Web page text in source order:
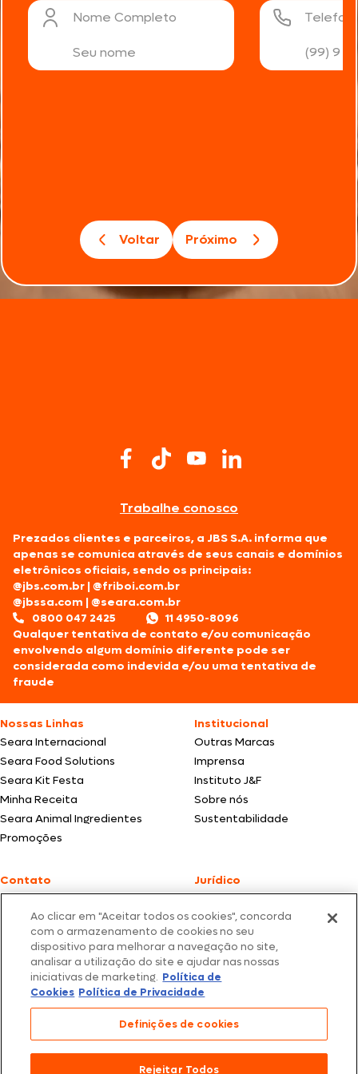
Nome Completo
Voltar Próximo
Trabalhe conosco
Prezados clientes e parceiros, a JBS S.A. informa que
apenas se comunica através de seus canais e domínios
eletrônicos oficiais, sendo os principais:
@jbs.com.br |@friboi.com.br
@jbssa.com |@seara.com.br
0800 047 2425
11 4950-8096
Qualquer tentativa de contato e/ou comunicação
envolvendo algum domínio diferente pode ser
considerada como indevida e/ou uma tentativa de
fraude
Nossas Linhas
Seara Internacional
Seara Food Solutions
Seara Kit Festa
Minha Receita
Seara Animal Ingredientes
Promoções
Institucional
Outras Marcas
Imprensa
Instituto J&F
Sobre nós
Sustentabilidade
Contato
Fale Conosco
SAC: +55 0800 047 2425
Jurídico
Política de cookies
Política de privacidade
Fotos meramente ilustrativas | Ofertas válidas enquanto durarem os
estoques dos nossos parceiros | Vendas sujeitas a análise e confirmação
de dados.
Os preços, promoções e condições de pagamento são válidos
exclusivamente para compras efetuadas em nossos parceiros.
Todos os produtos estão sujeitos a disponibilidade de estoque.
Ao clicar em "Aceitar todos os cookies", concorda
com o armazenamento de cookies no seu
dispositivo para melhorar a navegação no site,
analisar a utilização do site e ajudar nas nossas
iniciativas de marketing. Política de
Cookies Política de Privacidade
Definições de cookies
Rejeitar Todos